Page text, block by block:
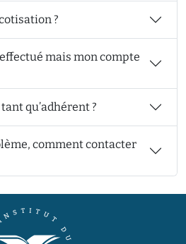
?
mais mon compte
qu’adhérent ?
comment contacter